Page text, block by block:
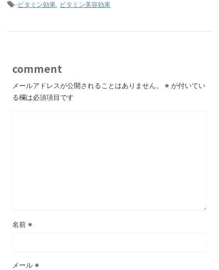
-ビタミン効果, ビタミン美容効果
comment
メールアドレスが公開されることはありません。 ※ が付いてい
る欄は必須項目です
名前 ※
メール ※